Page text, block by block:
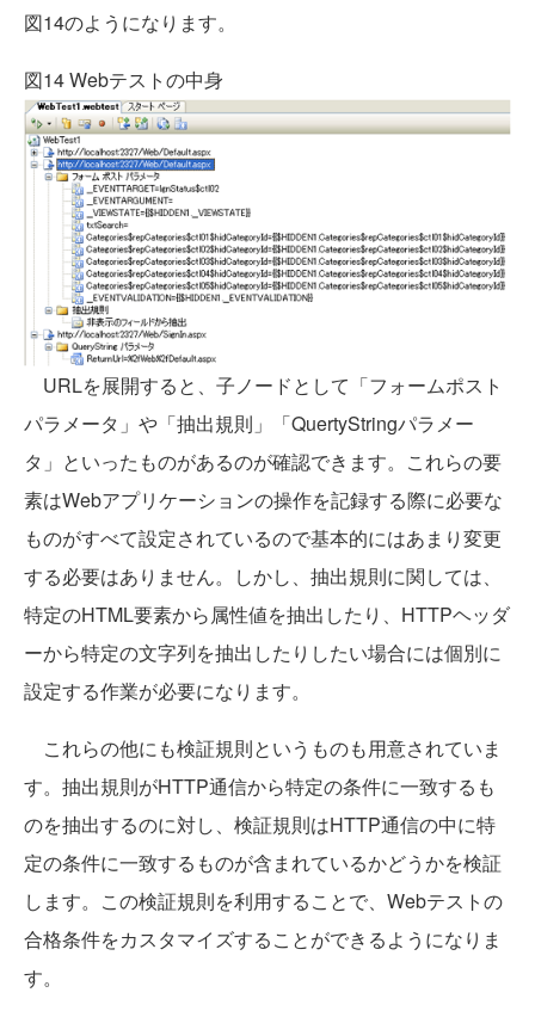
図14のようになります。
図14 Webテストの中身
URLを展開すると、子ノードとして「フォームポスト
パラメータ」や「抽出規則」「QuertyStringパラメー
タ」といったものがあるのが確認できます。これらの要
素はWebアプリケーションの操作を記録する際に必要な
ものがすべて設定されているので基本的にはあまり変更
する必要はありません。しかし、抽出規則に関しては、
特定のHTML要素から属性値を抽出したり、HTTPヘッダ
ーから特定の文字列を抽出したりしたい場合には個別に
設定する作業が必要になります。
これらの他にも検証規則というものも用意されていま
す。抽出規則がHTTP通信から特定の条件に一致するも
のを抽出するのに対し、検証規則はHTTP通信の中に特
定の条件に一致するものが含まれているかどうかを検証
します。この検証規則を利用することで、Webテストの
合格条件をカスタマイズすることができるようになりま
す。